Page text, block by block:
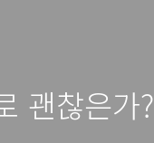
괜찮은가?